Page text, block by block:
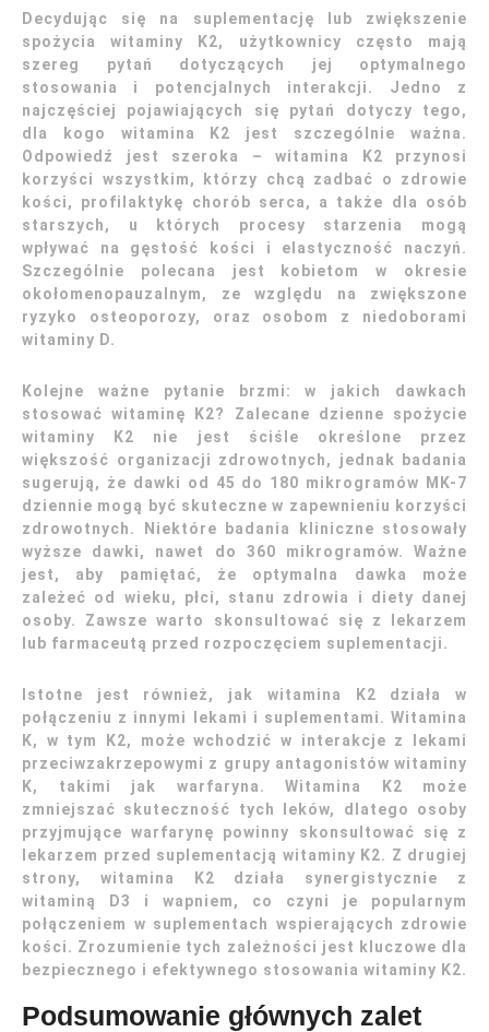
Decydując się na suplementację lub zwiększenie
spożycia witaminy K2, użytkownicy często mają
szereg pytań dotyczących jej optymalnego
stosowania i potencjalnych interakcji. Jedno z
najczęściej pojawiających się pytań dotyczy tego,
dla kogo witamina K2 jest szczególnie ważna.
Odpowiedź jest szeroka – witamina K2 przynosi
korzyści wszystkim, którzy chcą zadbać o zdrowie
kości, profilaktykę chorób serca, a także dla osób
starszych, u których procesy starzenia mogą
wpływać na gęstość kości i elastyczność naczyń.
Szczególnie polecana jest kobietom w okresie
okołomenopauzalnym, ze względu na zwiększone
ryzyko osteoporozy, oraz osobom z niedoborami
witaminy D.
Kolejne ważne pytanie brzmi: w jakich dawkach
stosować witaminę K2? Zalecane dzienne spożycie
witaminy K2 nie jest ściśle określone przez
większość organizacji zdrowotnych, jednak badania
sugerują, że dawki od 45 do 180 mikrogramów MK-7
dziennie mogą być skuteczne w zapewnieniu korzyści
zdrowotnych. Niektóre badania kliniczne stosowały
wyższe dawki, nawet do 360 mikrogramów. Ważne
jest, aby pamiętać, że optymalna dawka może
zależeć od wieku, płci, stanu zdrowia i diety danej
osoby. Zawsze warto skonsultować się z lekarzem
lub farmaceutą przed rozpoczęciem suplementacji.
Istotne jest również, jak witamina K2 działa w
połączeniu z innymi lekami i suplementami. Witamina
K, w tym K2, może wchodzić w interakcje z lekami
przeciwzakrzepowymi z grupy antagonistów witaminy
K, takimi jak warfaryna. Witamina K2 może
zmniejszać skuteczność tych leków, dlatego osoby
przyjmujące warfarynę powinny skonsultować się z
lekarzem przed suplementacją witaminy K2. Z drugiej
strony, witamina K2 działa synergistycznie z
witaminą D3 i wapniem, co czyni je popularnym
połączeniem w suplementach wspierających zdrowie
kości. Zrozumienie tych zależności jest kluczowe dla
bezpiecznego i efektywnego stosowania witaminy K2.
Podsumowanie głównych zalet